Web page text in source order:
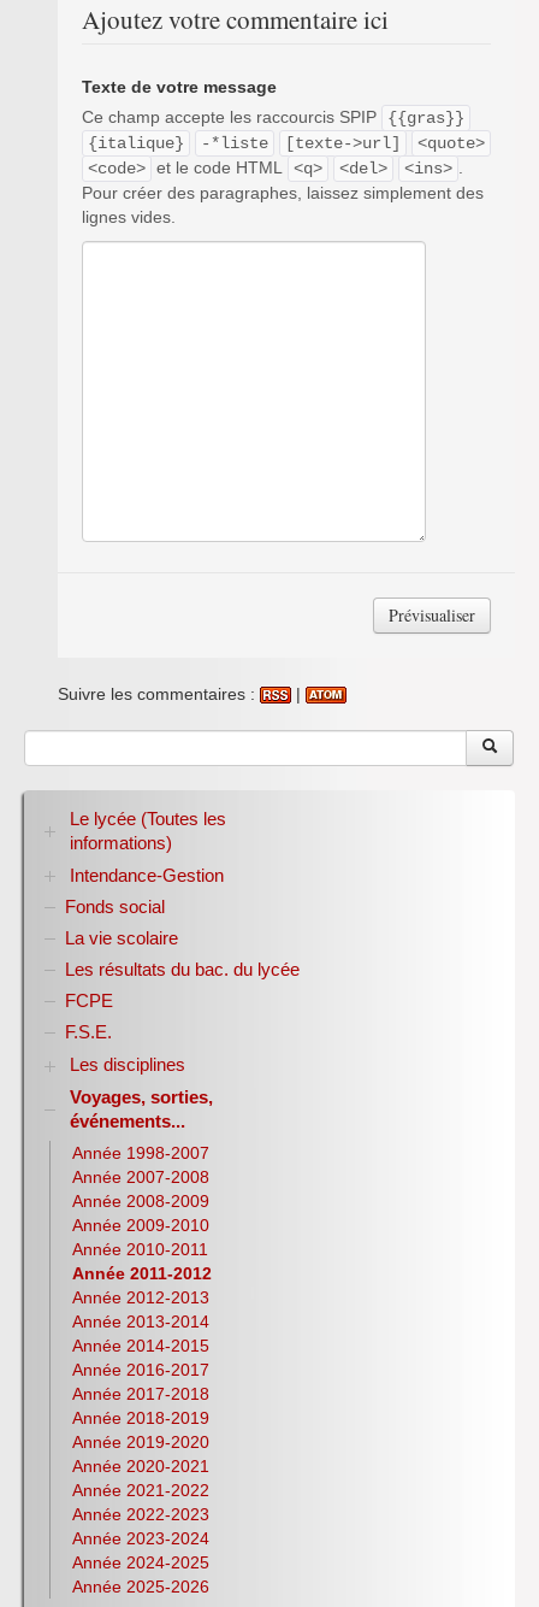
Ajoutez votre commentaire ici
Texte de votre message
Ce champ accepte les raccourcis SPIP
{{gras}}
{italique}
-*liste [texte->url]
<quote>
<code> et le code HTML <q> <del> <ins>
Pour créer des paragraphes, laissez simplement des
lignes vides.
Suivre les commentaires : |
Le lycée (Toutes les
informations)
RENTREE 2026-2027
Stage des élèves de seconde
Intendance-Gestion
Restauration scolaire
Bourses nationales
Année scolaire 2017-2018
Année scolaire 2018-2019
Année scolaire 2019-2020
Fonds social
La vie scolaire
Les résultats du bac. du lycée
FCPE
F.S.E.
Les disciplines
Allemand
Anglais
Sciences Economiques et Sociales
E.P.S.
Espagnol
Histoire-Géographie
Italien
Lettres
Latin
Mathématiques
NSI
Philosophie
Pix
Physique-Chimie
Notices d’utilisation de logiciels
Olympiades nationales de la chimie
S.T.M.G.
S.N.T.
S.V.T
Lycéens au cinéma
CDI
Voyages, sorties,
événements...
Année 1998-2007
Année 2007-2008
Année 2008-2009
Année 2009-2010
Année 2010-2011
Année 2011-2012
Année 2012-2013
Année 2013-2014
Année 2014-2015
Année 2016-2017
Année 2017-2018
Année 2018-2019
Année 2019-2020
Année 2020-2021
Année 2021-2022
Année 2022-2023
Année 2023-2024
Année 2024-2025
Année 2025-2026